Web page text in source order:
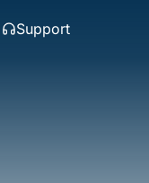
Support